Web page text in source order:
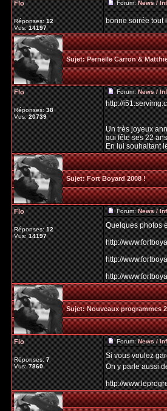
Flo
Réponses:12
Vus:14197
Forum:News /
bonne soirée tout
Sujet:Pernelle Carron &
Flo
Réponses:38
Vus:20739
Forum:News /
http://
Un très joyeux
qui fête ses 22
En lui souhaitant
Sujet:Fort Boyard 2008 !
Flo
Réponses:12
Vus:14197
Forum:News /
Quelques photos
http://
http://
http://
Sujet:Nouveaux programmes
Flo
Réponses:7
Vus:7860
Forum:News /
Si vous voulez
On y parle aussi
http://